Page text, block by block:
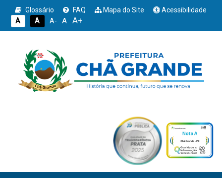
Glossário FAQ Mapa do Site
Acessibilidade
A
A A- A A+